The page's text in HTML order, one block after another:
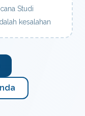
Studi
kesalahan